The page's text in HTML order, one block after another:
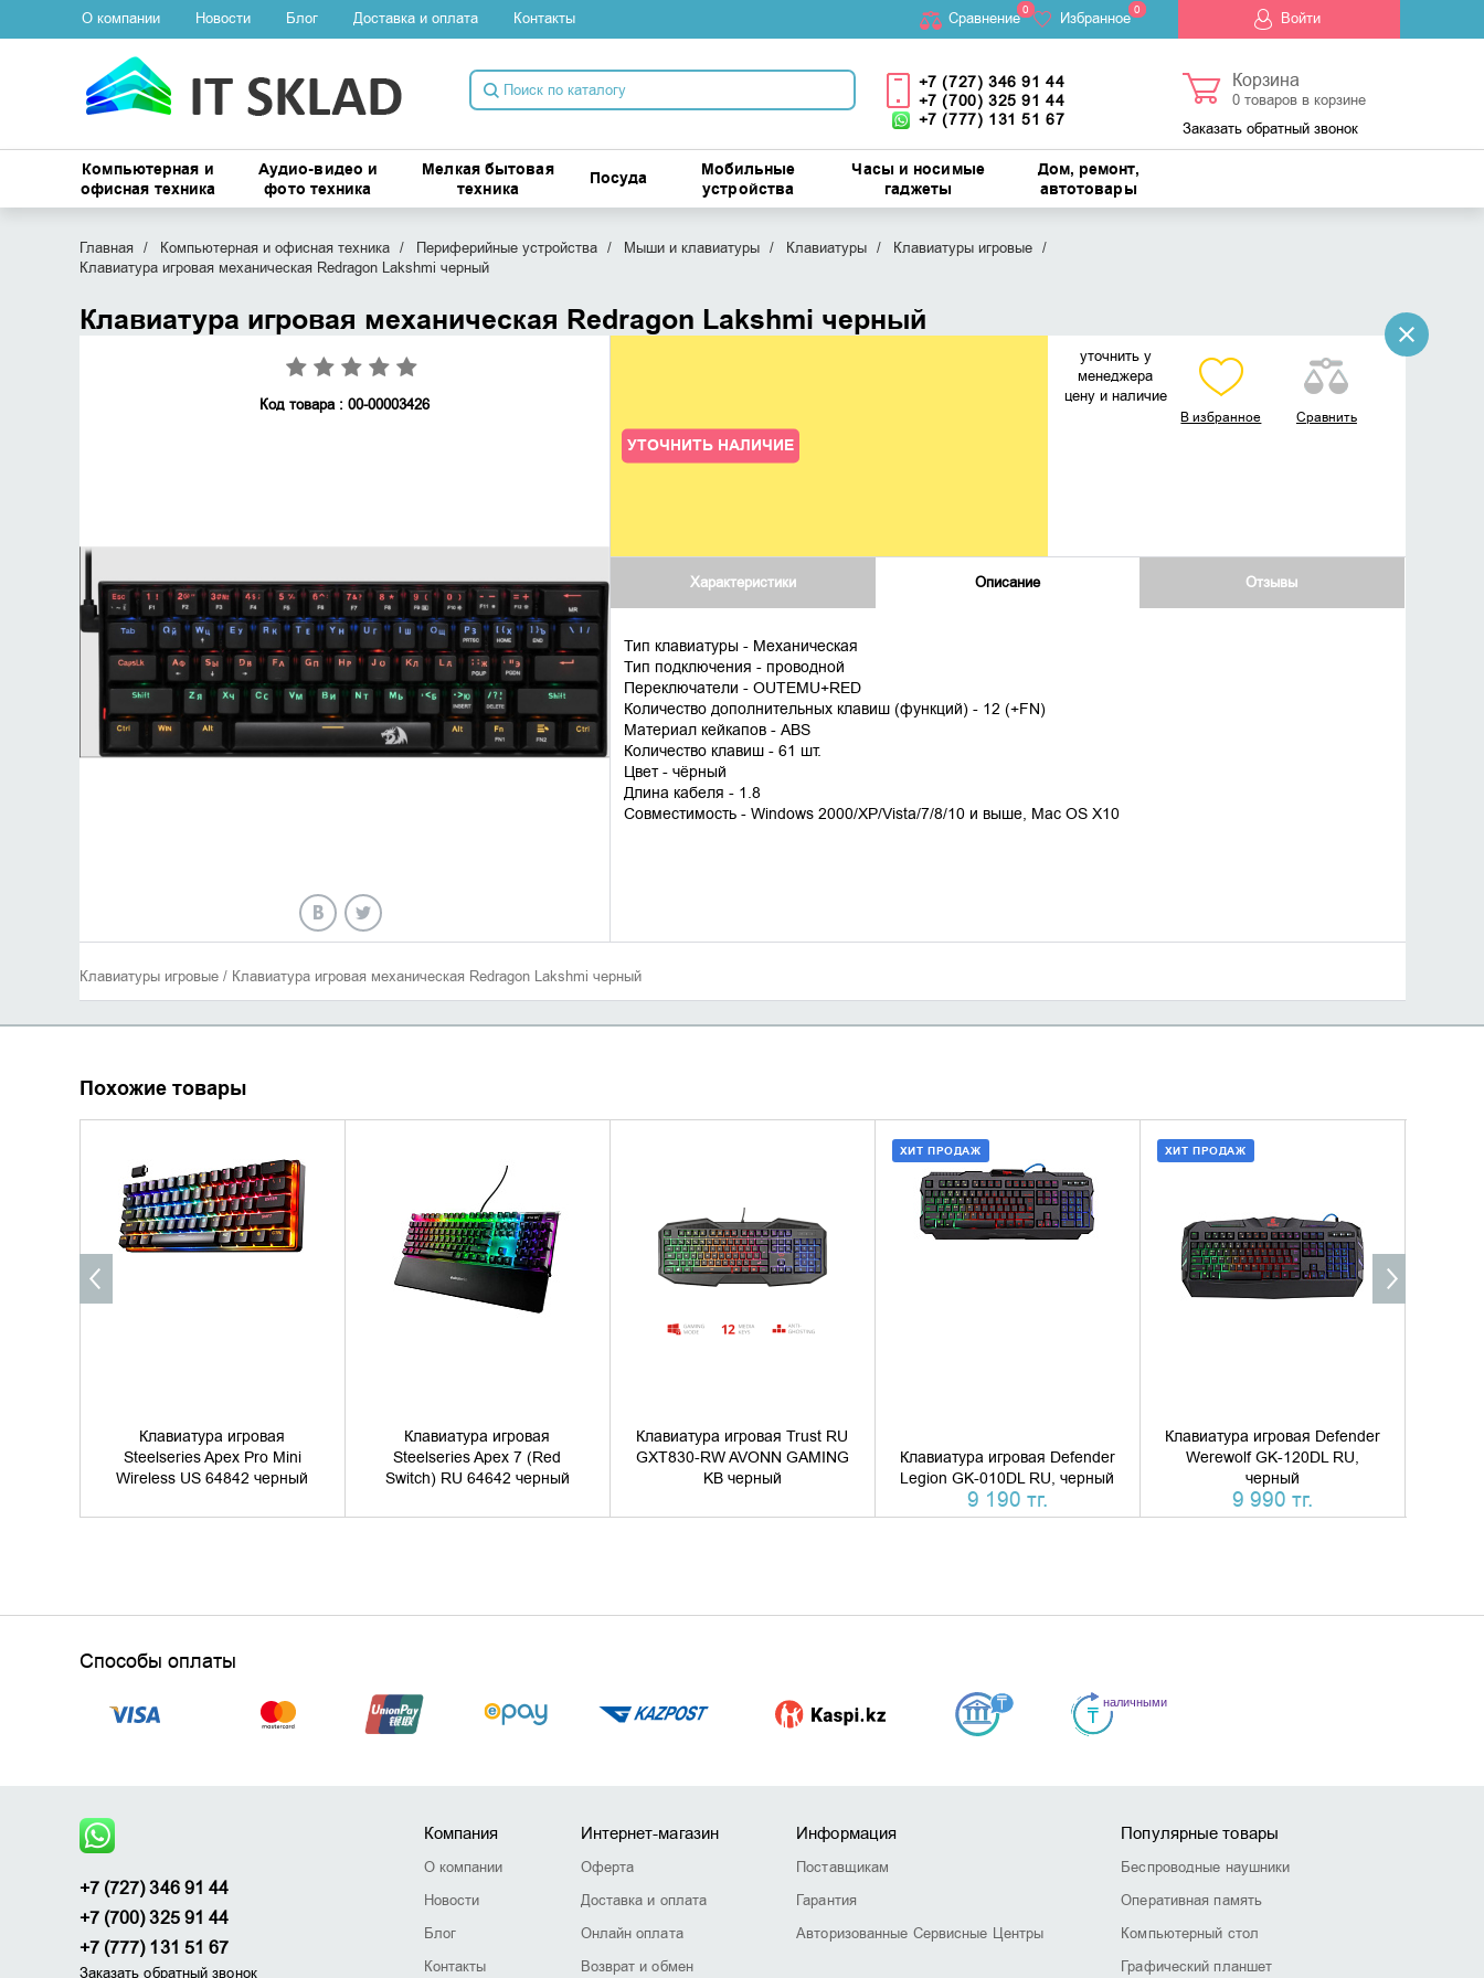
О компании Новости Блог Доставка и оплата Контакты Cравнение0 Избранное 0 Войти
+7 (727) 346 91 44
+7 (700) 325 91 44
+7 (777) 131 51 67
Корзина
0товаров в корзине
Заказать обратный звонок
Компьютерная и
офисная техника
Аудио-видео и
фото техника
Мелкая бытовая
техника
Посуда
Мобильные
устройства
Часы и носимые
гаджеты
Дом, ремонт,
автотовары
Главная Компьютерная и офисная техника Периферийные устройства Мыши и клавиатуры Клавиатуры
Клавиатуры игровые
Клавиатура игровая механическая Redragon Lakshmi черный
Клавиатура игровая механическая Redragon Lakshmi черный
Код товара : 00-00003426
УТОЧНИТЬ НАЛИЧИЕ
уточнить у
менеджера
цену и наличие
В избранное Сравнить
Характеристики Описание Отзывы
Тип клавиатуры - Механическая
Тип подключения - проводной
Переключатели - OUTEMU+RED
Количество дополнительных клавиш (функций) - 12 (+FN)
Материал кейкапов - ABS
Количество клавиш - 61 шт.
Цвет - чёрный
Длина кабеля - 1.8
Совместимость - Windows 2000/XP/Vista/7/8/10 и выше, Mac OS X10
Клавиатуры игровые / Клавиатура игровая механическая Redragon Lakshmi черный
Похожие товары
Клавиатура игровая
Steelseries Apex Pro Mini
Wireless US 64842 черный
УТОЧНИТЬ НАЛИЧИЕ
Клавиатура игровая
Steelseries Apex 7 (Red
Switch) RU 64642 черный
УТОЧНИТЬ НАЛИЧИЕ
Клавиатура игровая Trust RU
GXT830-RW AVONN GAMING
KB черный
Клавиатура игровая Defender
Legion GK-010DL RU, черный
9 190 тг.
ХИТ ПРОДАЖ
ДОБАВИТЬ В КОРЗИНУ
КУПИТЬ В 1 КЛИК
Клавиатура игровая Defender
Werewolf GK-120DL RU,
черный
9 990 тг.
ХИТ ПРОДАЖ
КУПИТЬ В 1 КЛИК
Способы оплаты
+7 (727) 346 91 44
+7 (700) 325 91 44
+7 (777) 131 51 67
Заказать обратный звонок
Компания
О компании
Новости
Блог
Контакты
Интернет-магазин
Оферта
Доставка и оплата
Онлайн оплата
Возврат и обмен
Информация
Поставщикам
Гарантия
Авторизованные Сервисные Центры
Популярные товары
Беспроводные наушники
Оперативная память
Компьютерный стол
Графический планшет